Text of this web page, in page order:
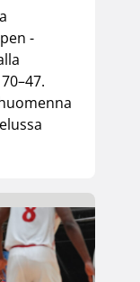
-